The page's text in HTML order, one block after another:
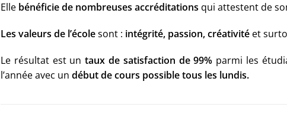
Elle bénéficie de nombreuses accréditations qui attestent de
Les valeurs de l’écolesont : intégrité, passion, créativité et
Le résultat est untaux de satisfaction de 99% parmi les
l’année avec un début de cours possible tous les lundis.